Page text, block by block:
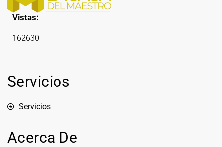
Vistas:
162630
Servicios
Servicios
Acerca De